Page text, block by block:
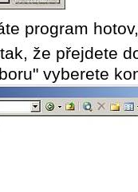
program
že přejdete
vyberete